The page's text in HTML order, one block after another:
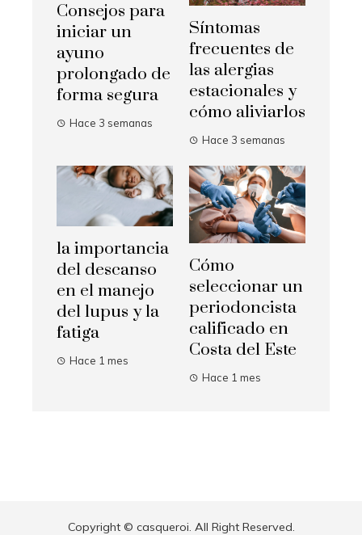
Consejos para
iniciar un
ayuno
prolongado de
forma segura
Hace 3 semanas
Síntomas
frecuentes de
las alergias
estacionales y
cómo aliviarlos
Hace 3 semanas
la importancia
del descanso
en el manejo
del lupus y la
fatiga
Hace 1 mes
Cómo
seleccionar un
periodoncista
calificado en
Costa del Este
Hace 1 mes
Copyright © casqueroi. All Right Reserved.